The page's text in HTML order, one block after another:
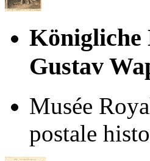
Königliche
Gustav
Musée
postale